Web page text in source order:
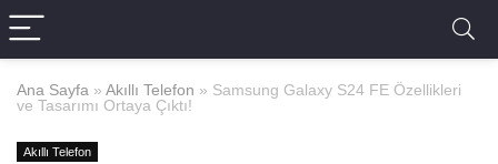
Ana Sayfa » Akıllı Telefon » Samsung Galaxy S24 FE Özellikleri
ve Tasarımı Ortaya Çıktı!
Akıllı Telefon